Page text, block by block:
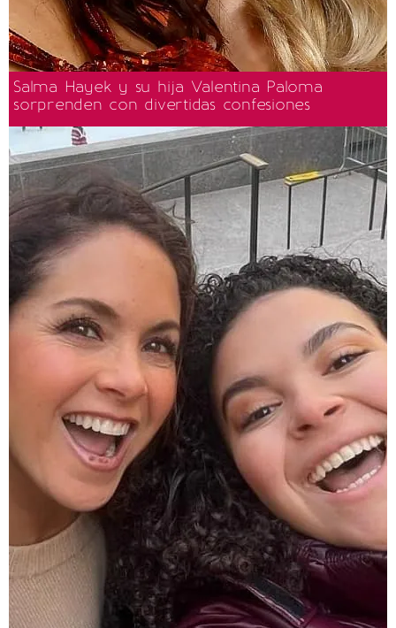
Salma Hayek y su hija Valentina Paloma
sorprenden con divertidas confesiones